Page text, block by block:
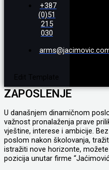
+387
(0)51
215
030
Edit Template
ZAPOSLENJE
U današnjem dinamičnom
važnost pronalaženja prave
vještine, interese i ambicije.
poslom nakon školovanja,
istražiti nove horizonte,
pozicija unutar firme